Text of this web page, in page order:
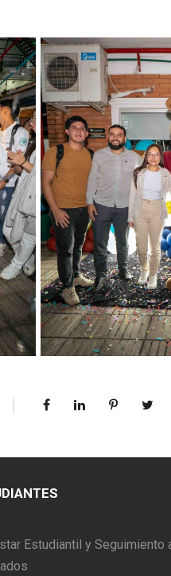
Estudiantil y Seguimiento